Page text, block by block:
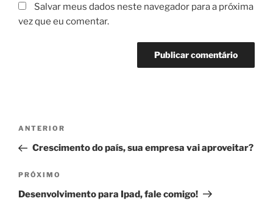
Salvar meus dados neste navegador para a próxima
vez que eu comentar.
Navegação
Post
Post
anterior
ANTERIOR
Crescimento do país, sua empresa vai aproveitar?
Próximo
post
PRÓXIMO
Desenvolvimento para Ipad, fale comigo!